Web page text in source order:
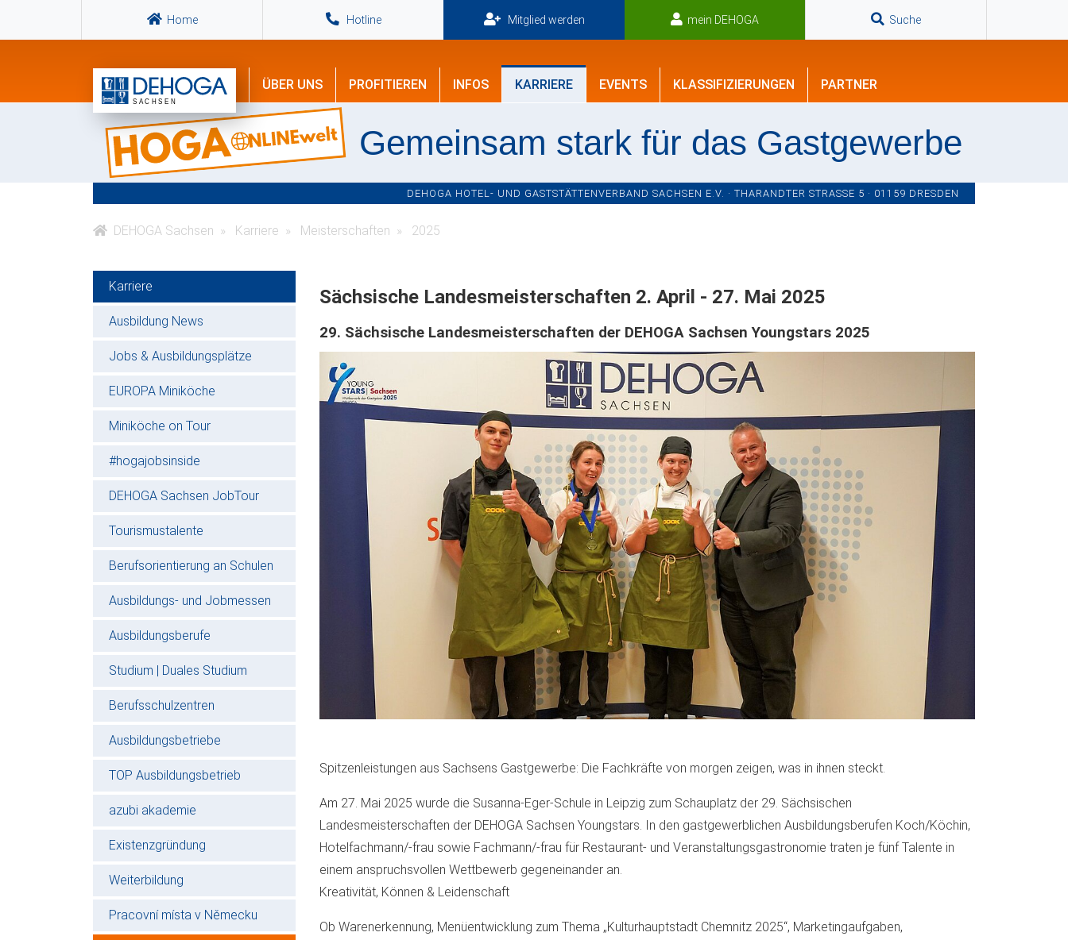
Home Hotline Mitglied werden mein DEHOGA Suche
ÜBER UNS PROFITIEREN INFOS KARRIERE EVENTS KLASSIFIZIERUNGEN PARTNER
Gemeinsam stark für das Gastgewerbe
DEHOGA HOTEL- UND GASTSTÄTTENVERBAND SACHSEN E.V. · THARANDTER STRASSE 5 · 01159 DRESDEN
DEHOGA Sachsen Karriere Meisterschaften 2025
Karriere
Ausbildung News
Jobs & Ausbildungsplätze
EUROPA Miniköche
Miniköche on Tour
#hogajobsinside
DEHOGA Sachsen JobTour
Tourismustalente
Berufsorientierung an Schulen
Ausbildungs- und Jobmessen
Ausbildungsberufe
Studium | Duales Studium
Berufsschulzentren
Ausbildungsbetriebe
TOP Ausbildungsbetrieb
azubi akademie
Existenzgründung
Weiterbildung
Pracovní místa v Německu
Sächsische Landesmeisterschaften 2. April - 27. Mai 2025
29. Sächsische Landesmeisterschaften der DEHOGA Sachsen Youngstars 2025
Spitzenleistungen aus Sachsens Gastgewerbe: Die Fachkräfte von morgen zeigen, was in ihnen steckt.
Am 27. Mai 2025 wurde die Susanna-Eger-Schule in Leipzig zum Schauplatz der 29. Sächsischen
Landesmeisterschaften der DEHOGA Sachsen Youngstars. In den gastgewerblichen Ausbildungsberufen Koch/Köchin,
Hotelfachmann/-frau sowie Fachmann/-frau für Restaurant- und Veranstaltungsgastronomie traten je fünf Talente in
einem anspruchsvollen Wettbewerb gegeneinander an.
Kreativität, Können & Leidenschaft
Ob Warenerkennung, Menüentwicklung zum Thema „Kulturhauptstadt Chemnitz 2025“, Marketingaufgaben,